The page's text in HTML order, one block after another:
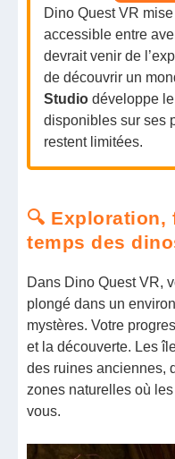
Dino Quest VR
accessible entre
devrait venir de
de découvrir un
Studio développe
disponibles sur ses
restent limitées.
🔍
temps des
Dans Dino Quest VR,
plongé dans un
mystères. Votre
et la découverte. Les
des ruines anciennes,
zones naturelles où
vous.